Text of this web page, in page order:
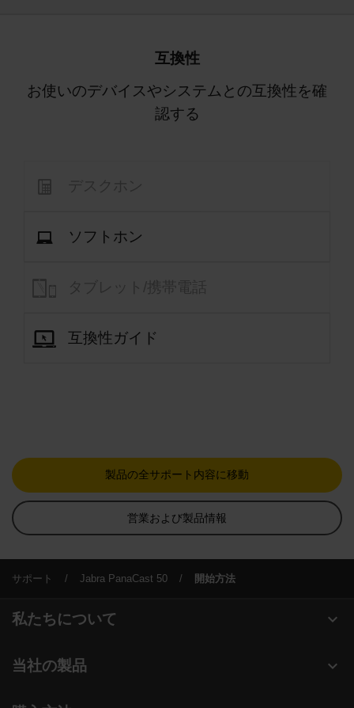
互換性
お使いのデバイスやシステムとの互換性を確
認する
ソフトホン
互換性ガイド
製品の全サポート内容に移動
営業および製品情報
サポート Jabra PanaCast 50 開始方法
expand_more
私たちについて
expand_more
当社の製品